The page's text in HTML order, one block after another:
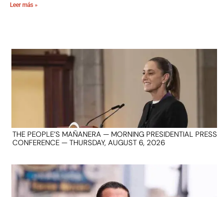
Leer más »
THE PEOPLE’S MAÑANERA — MORNING PRESIDENTIAL PRESS
CONFERENCE — THURSDAY, AUGUST 6, 2026